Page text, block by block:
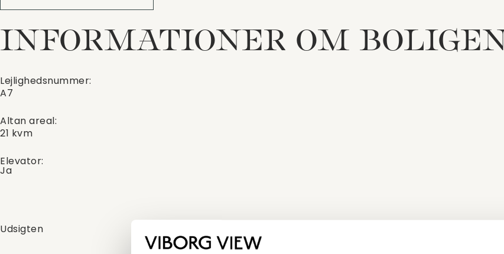
INFORMATIONER OM BOLIGEN
Lejlighedsnummer:
A7
Altan areal:
21 kvm
Elevator:
Ja
Udsigten